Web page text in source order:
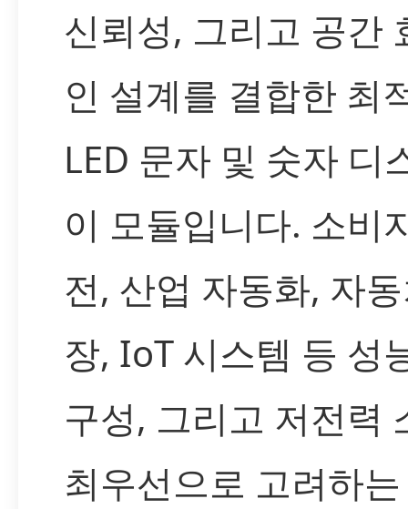
신뢰성, 그리고 공간
인 설계를 결합한 최
LED 문자 및 숫자 디
이 모듈입니다. 소비
전, 산업 자동화, 자
장, IoT 시스템 등 성
구성, 그리고 저전력
최우선으로 고려하